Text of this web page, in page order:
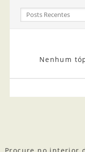
Nenhum